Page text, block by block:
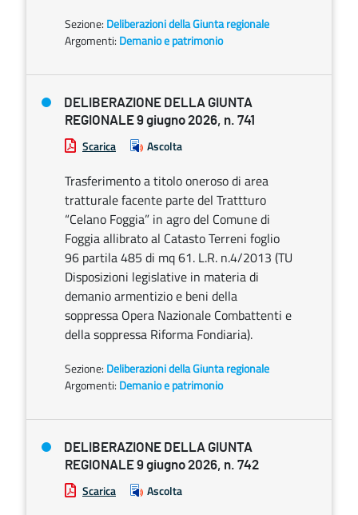
Sezione: Deliberazioni della Giunta regionale
Argomenti: Demanio e patrimonio
DELIBERAZIONE DELLA GIUNTA
REGIONALE 9 giugno 2026, n. 741
Scarica Ascolta
Trasferimento a titolo oneroso di area
tratturale facente parte del Trattturo
“Celano Foggia” in agro del Comune di
Foggia allibrato al Catasto Terreni foglio
96 partila 485 di mq 61. L.R. n.4/2013 (TU
Disposizioni legislative in materia di
demanio armentizio e beni della
soppressa Opera Nazionale Combattenti e
della soppressa Riforma Fondiaria).
Sezione: Deliberazioni della Giunta regionale
Argomenti: Demanio e patrimonio
DELIBERAZIONE DELLA GIUNTA
REGIONALE 9 giugno 2026, n. 742
Scarica Ascolta